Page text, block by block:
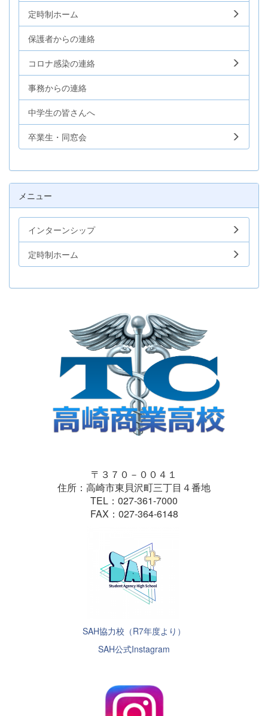
定時制ホーム
保護者からの連絡
コロナ感染の連絡
事務からの連絡
中学生の皆さんへ
卒業生・同窓会
メニュー
インターンシップ
定時制ホーム
〒３７０－００４１
住所：高崎市東貝沢町三丁目４番地
TEL：027-361-7000
FAX：027-364-6148
SAH協力校（R7年度より）
SAH公式Instagram